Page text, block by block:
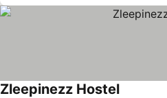
Zleepinezz Hostel